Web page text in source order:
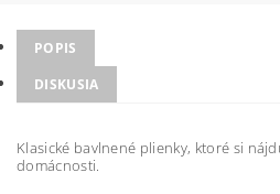
POPIS
DISKUSIA
Klasické bavlnené plienky, ktoré si
domácnosti.